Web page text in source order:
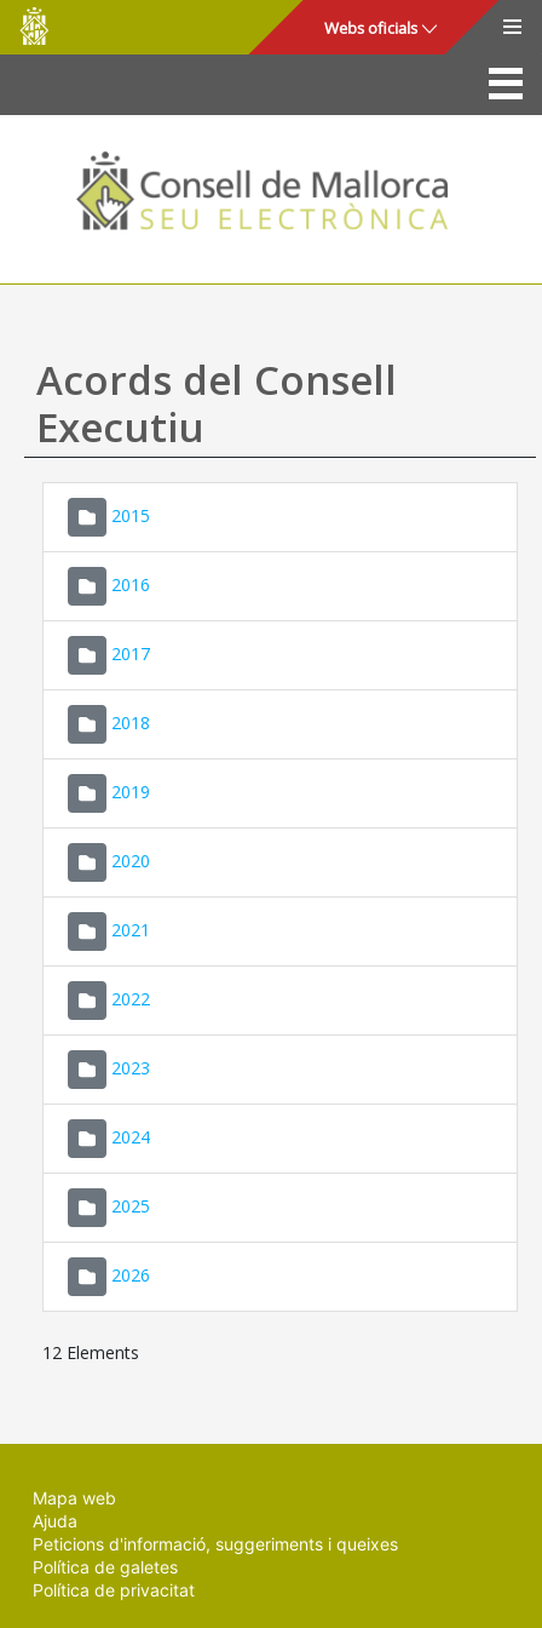
Salta al contingut principal
Consell
de
Mallorca
Webs oficials
La Seu
Consell de Mallorca
Accés i seguretat
Utilitats
Ajuda
Acords del Consell
Executiu
2015
2016
2017
2018
2019
2020
2021
2022
2023
2024
2025
2026
12 Elements
Mapa web
Ajuda
Peticions d'informació, suggeriments i queixes
Política de galetes
Política de privacitat